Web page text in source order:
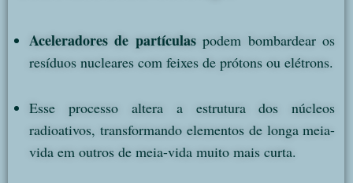
Aceleradores de partículaspodem bombardear os
resíduos nucleares com feixes de prótons ou elétrons.
Esse processo altera a estrutura dos núcleos
radioativos, transformando elementos de longa meia-
vida em outros de meia-vida muito mais curta.